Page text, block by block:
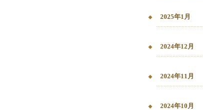
2025年1月
2024年12月
2024年11月
2024年10月